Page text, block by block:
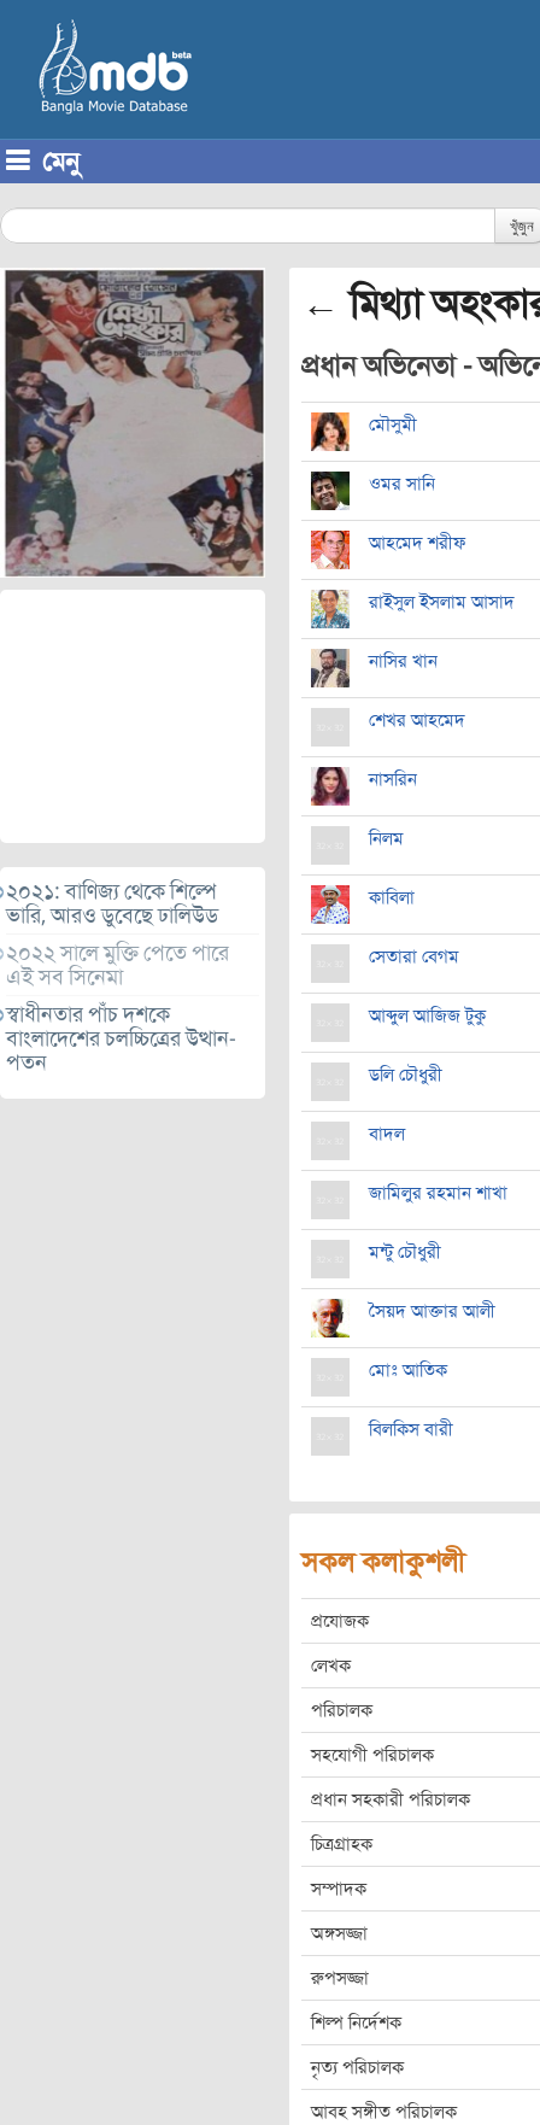
মেনু
খুঁজুন
২০২১: বাণিজ্য থেকে শিল্পে
ভারি, আরও ডুবেছে ঢালিউড
২০২২ সালে মুক্তি পেতে পারে
এই সব সিনেমা
স্বাধীনতার পাঁচ দশকে
বাংলাদেশের চলচ্চিত্রের উত্থান-
পতন
← মিথ্যা
প্রধান অভিনেতা -
মৌসুমী
ওমর সানি
আহমেদ শরীফ
রাইসুল ইসলাম আসাদ
নাসির খান
শেখর আহমেদ
নাসরিন
নিলম
কাবিলা
সেতারা বেগম
আব্দুল আজিজ টুকু
ডলি চৌধুরী
বাদল
জামিলুর রহমান শাখা
মন্টু চৌধুরী
সৈয়দ আক্তার আলী
মোঃ আতিক
বিলকিস বারী
সকল কলাকুশলী
প্রযোজক
লেখক
পরিচালক
সহযোগী পরিচালক
প্রধান সহকারী পরিচালক
চিত্রগ্রাহক
সম্পাদক
অঙ্গসজ্জা
রুপসজ্জা
শিল্প নির্দেশক
নৃত্য পরিচালক
আবহ সঙ্গীত পরিচালক